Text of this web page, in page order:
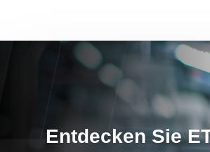
Entdecken Sie